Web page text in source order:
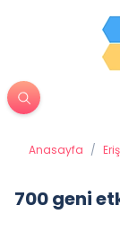
Anasayfa /
700 geni